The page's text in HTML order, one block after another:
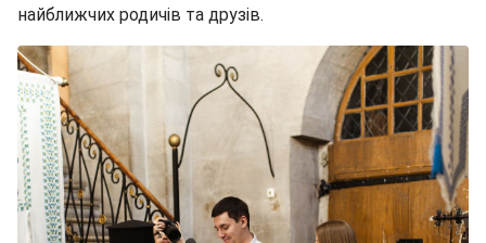
найближчих родичів та друзів.